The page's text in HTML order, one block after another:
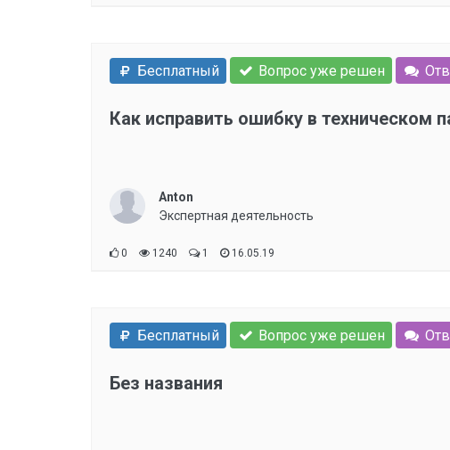
Бесплатный Вопрос уже решен
Как исправить ошибку в техническом
Anton
Экспертная деятельность
0 1240 1 16.05.19
Бесплатный Вопрос уже решен
Без названия